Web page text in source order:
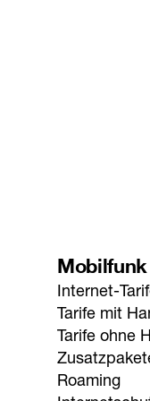
Mobilfunk
Internet-
Tarife mit
Tarife ohne
Roaming